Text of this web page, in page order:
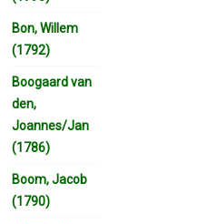
Bon, Willem
(1792)
Boogaard van
den,
Joannes/Jan
(1786)
Boom, Jacob
(1790)